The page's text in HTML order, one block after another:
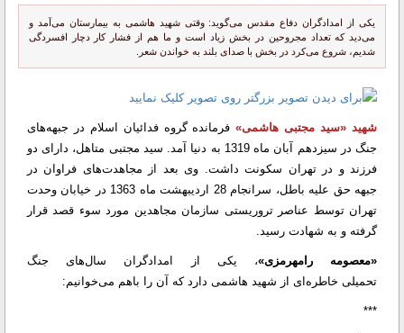
یکی از امدادگران دفاع مقدس می‌گوید: وقتی شهید هاشمی به بیمارستان می‌آمد و
می‌دید که تعداد مجروحین در بخش زیاد است و ما هم از فشار کار دچار افسردگی
شدیم، شروع می‌کرد در بخش با صدای بلند به خواندن شعر.
شهید «سید مجتبی هاشمی»فرمانده گروه فدائیان اسلام در جبهه‌های
جنگ در سیزدهم آبان ماه 1319 به دنیا آمد. سید مجتبی متاهل، دارای دو
فرزند و در تهران سکونت داشت. وی بعد از مجاهدت‌های فراوان در
جبهه حق علیه باطل، سرانجام 28 اردیبهشت ماه 1363 در خیابان وحدت
تهران توسط عناصر تروریستی سازمان مجاهدین مورد سوء قصد قرار
گرفته و به شهادت رسید.
«معصومه رامهرمزی»، یکی از امدادگران سال‌های جنگ
تحمیلی خاطره‌ای از شهید هاشمی دارد که آن را باهم می‌خوانیم:
***